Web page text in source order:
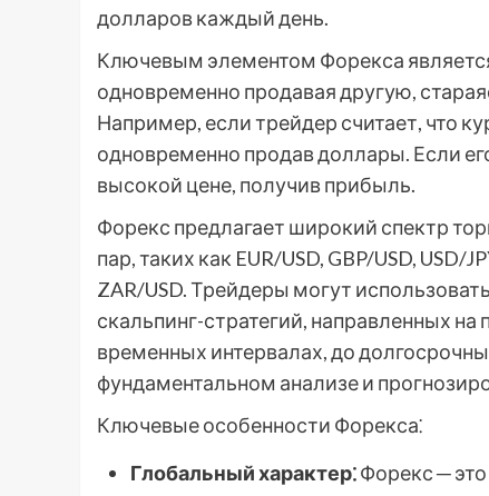
долларов каждый день.
Ключевым элементом Форекса
одновременно продавая другую,
Например, если трейдер считает, что
одновременно продав доллары. Если
высокой цене, получив прибыль.
Форекс предлагает широкий спектр
пар, таких как EUR/USD, GBP/USD,
ZAR/USD. Трейдеры могут
скальпинг-стратегий, направленных
временных интервалах, до
фундаментальном анализе и
Ключевые особенности Форекса⁚
Глобальный характер⁚Форекс ─